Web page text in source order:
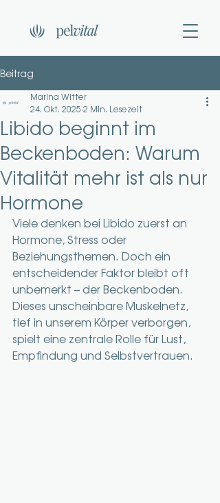
Beitrag
Libido beginnt im
Beckenboden: Warum
Vitalität mehr ist als nur
Hormone
Marina Witter
24. Okt. 2025 2 Min. Lesezeit
Viele denken bei Libido zuerst an
Hormone, Stress oder
Beziehungsthemen. Doch ein
entscheidender Faktor bleibt oft
unbemerkt – der Beckenboden.
Dieses unscheinbare Muskelnetz,
tief in unserem Körper verborgen,
spielt eine zentrale Rolle für Lust,
Empfindung und Selbstvertrauen.